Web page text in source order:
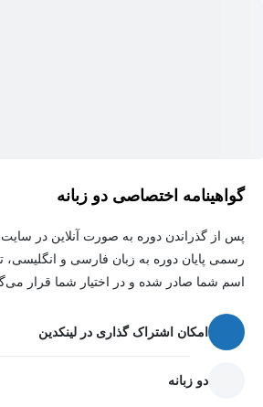
❖ هارمونی
هارمونی فرم هارمونی محتوا ویژگی های نه
❖ تضاد
تضاد فرم تضاد محتوا تضاد و مقایسه ویژگی
گواهینامه اختصاصی دو زبانه
پس از گذراندن دوره به صورت آنلاین در
رسمی پایان دوره به زبان فارسی و
اسم شما صادر شده و در اختیار شما قرار
امکان اشتراک گذاری در لینکدین
دو زبانه